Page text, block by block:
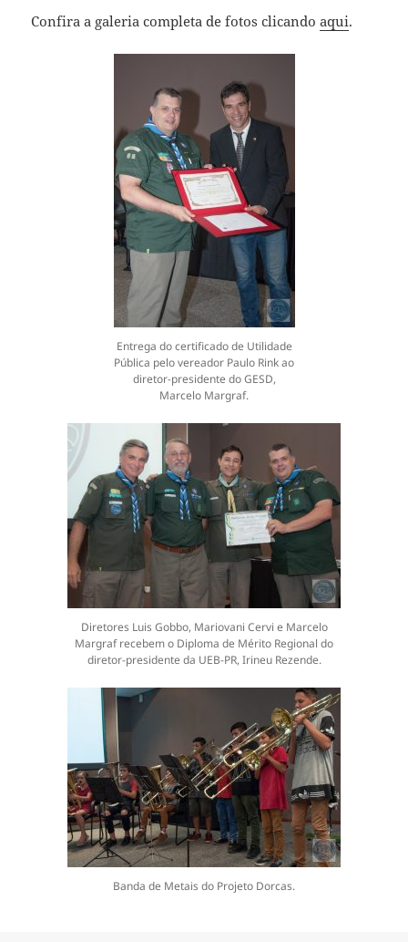
Confira a galeria completa de fotos clicandoaqui.
Entrega do certificado de Utilidade
Pública pelo vereador Paulo Rink ao
diretor-presidente do GESD,
Marcelo Margraf.
Diretores Luis Gobbo, Mariovani Cervi e Marcelo
Margraf recebem o Diploma de Mérito Regional do
diretor-presidente da UEB-PR, Irineu Rezende.
Banda de Metais do Projeto Dorcas.